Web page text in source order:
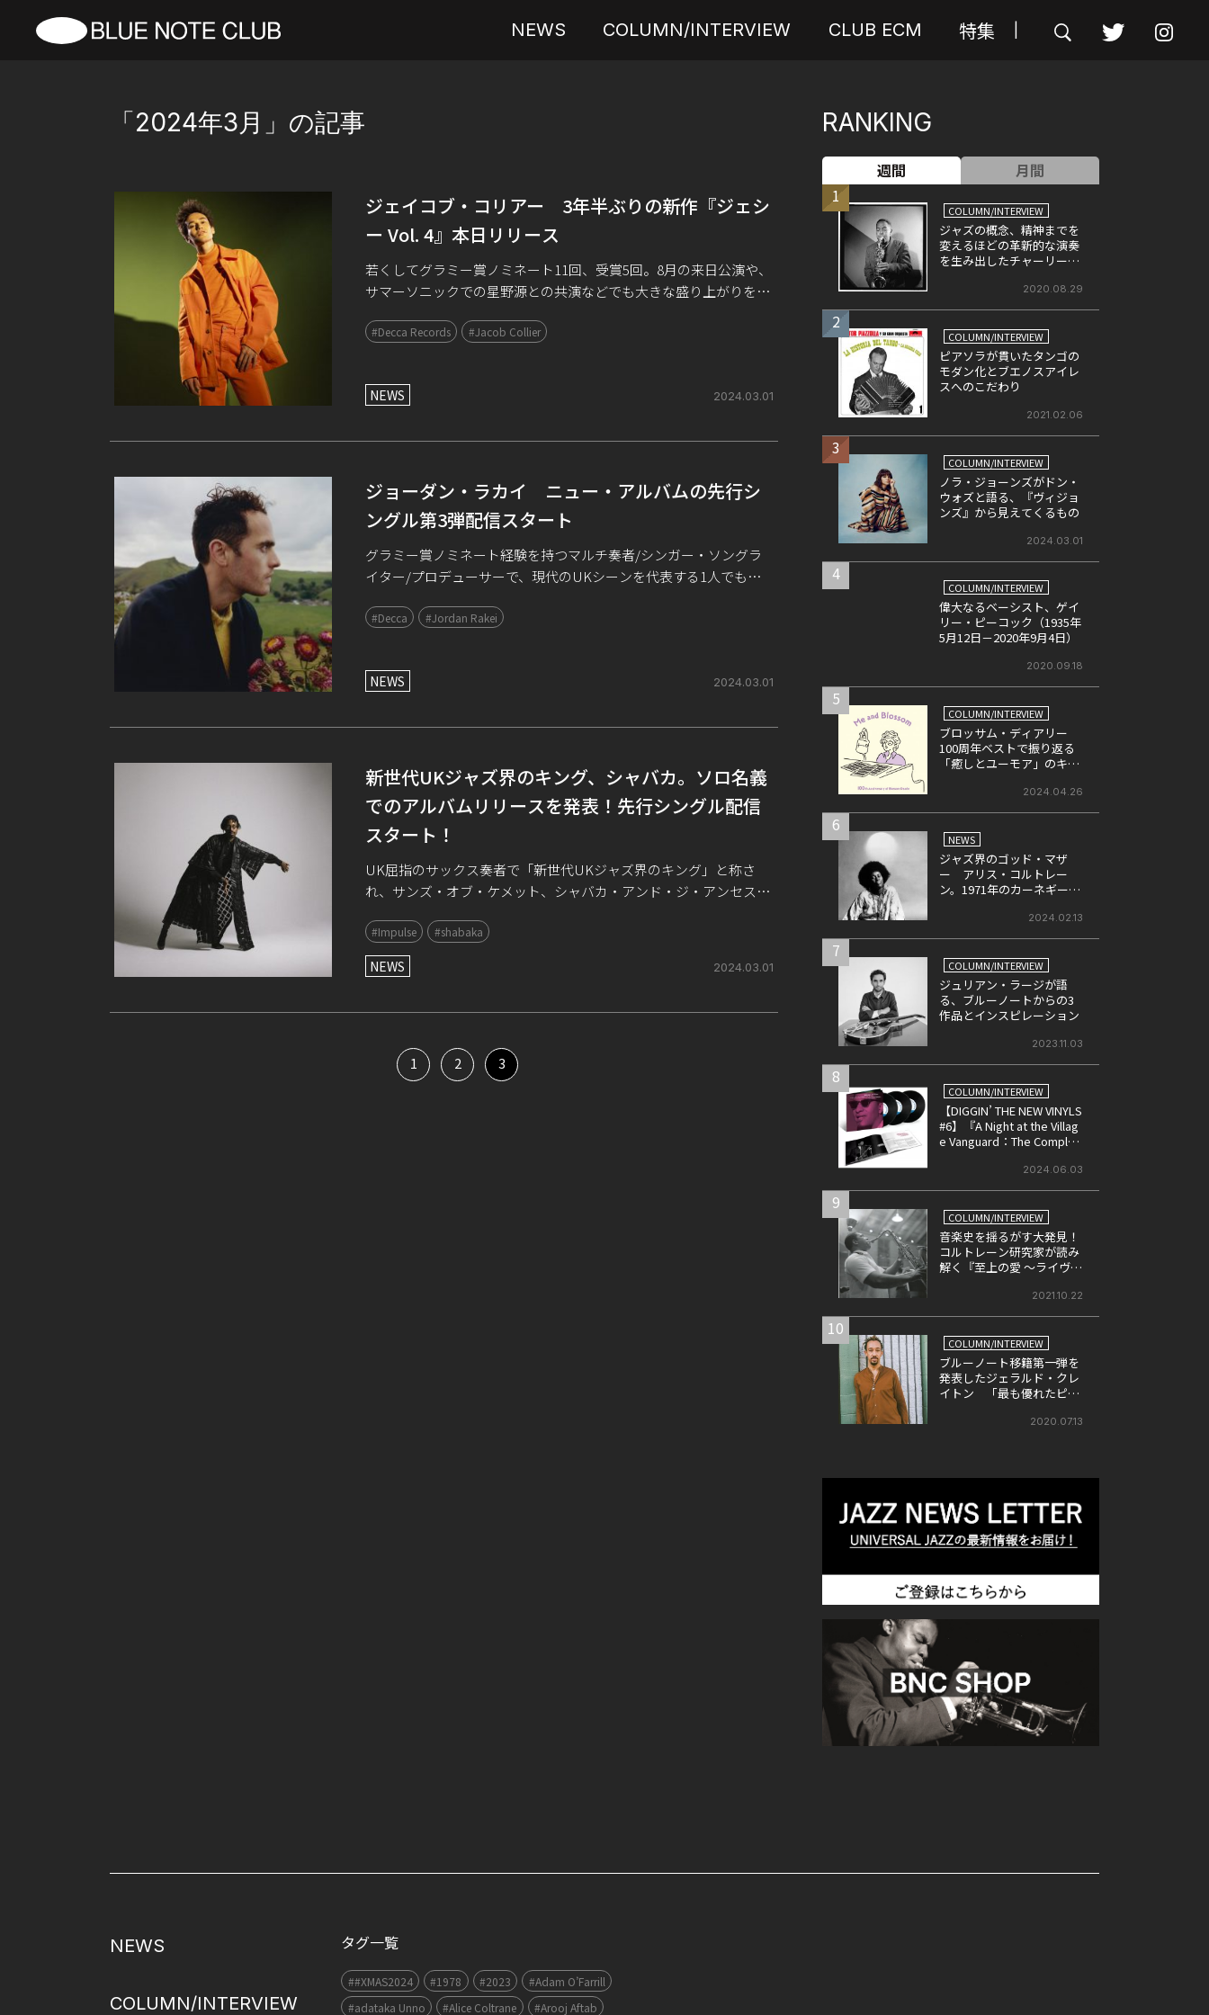
NEWS COLUMN/INTERVIEW CLUB ECM 特集
「2024年3月」の記事
ジェイコブ・コリアー 3年半ぶりの新作『ジェシ
ー Vol. 4』本日リリース
若くしてグラミー賞ノミネート11回、受賞5回。8月の来日公演や、
サマーソニックでの星野源との共演などでも大きな盛り上がりを呼
のカラフルなモーツァルト」と絶賛され […]
#Decca Records #Jacob Collier
NEWS 2024.03.01
ジョーダン・ラカイ ニュー・アルバムの先行シ
ングル第3弾配信スタート
グラミー賞ノミネート経験を持つマルチ奏者/シンガー・ソングラ
イター/プロデューサーで、現代のUKシーンを代表する1人でもあ
月10日にリリースするニュー・アルバム […]
#Decca #Jordan Rakei
NEWS 2024.03.01
新世代UKジャズ界のキング、シャバカ。ソロ名義
でのアルバムリリースを発表！先行シングル配信
スタート！
UK屈指のサックス奏者で「新世代UKジャズ界のキング」と称さ
れ、サンズ・オブ・ケメット、シャバカ・アンド・ジ・アンセスタ
活動していたシャバカ・ハッチングス。この […]
#Impulse #shabaka
NEWS 2024.03.01
1 2 3
RANKING
週間
月間
1
COLUMN/INTERVIEW
ジャズの概念、精神までを
変えるほどの革新的な演奏
を生み出したチャーリー・
2020.08.29
2
COLUMN/INTERVIEW
ピアソラが貫いたタンゴの
モダン化とブエノスアイレ
スへのこだわり
2021.02.06
3
COLUMN/INTERVIEW
ノラ・ジョーンズがドン・
ウォズと語る、『ヴィジョ
ンズ』から見えてくるもの
2024.03.01
4
COLUMN/INTERVIEW
偉大なるベーシスト、ゲイ
リー・ピーコック（1935年
5月12日－2020年9月4日）
2020.09.18
5
COLUMN/INTERVIEW
ブロッサム・ディアリー
100周年ベストで振り返る
「癒しとユーモア」のキャ
2024.04.26
6
NEWS
ジャズ界のゴッド・マザ
ー アリス・コルトレー
ン。1971年のカーネギー・
2024.02.13
7
COLUMN/INTERVIEW
ジュリアン・ラージが語
る、ブルーノートからの3
作品とインスピレーション
2023.11.03
8
COLUMN/INTERVIEW
【DIGGIN’ THE NEW VINYLS
#6】『A Night at the Villag
e Vanguard：The Complet
2024.06.03
9
COLUMN/INTERVIEW
音楽史を揺るがす大発見！
コルトレーン研究家が読み
解く『至上の愛 ～ライヴ・
2021.10.22
10
COLUMN/INTERVIEW
ブルーノート移籍第一弾を
発表したジェラルド・クレ
イトン 「最も優れたピア
評する彼の魅力とは2020.07.13
NEWS
COLUMN/INTERVIEW
タグ一覧
##XMAS2024 #1978 #2023
#Adam O’Farrill
#adataka Unno
#Alice Coltrane #Arooj Aftab